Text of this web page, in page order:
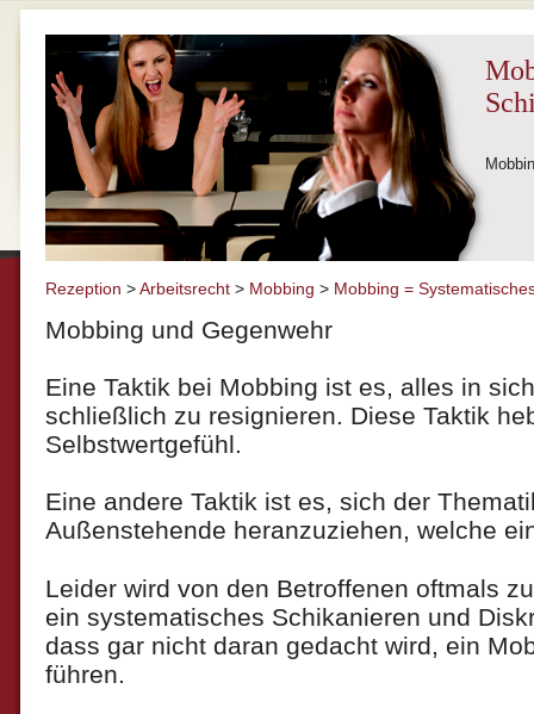
Rezeption >Arbeitsrecht> Mobbing > Mobbing =
Mobbing und Gegenwehr
Eine Taktik bei Mobbing ist es, alles in
schließlich zu resignieren. Diese Taktik
Selbstwertgefühl.
Eine andere Taktik ist es, sich der
Außenstehende heranzuziehen, welche
Leider wird von den Betroffenen oftmals
ein systematisches Schikanieren und
dass gar nicht daran gedacht wird, ein
führen.